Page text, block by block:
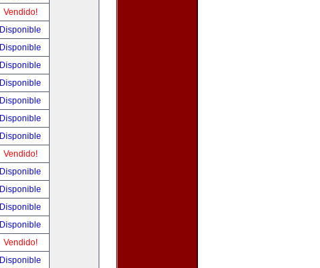
Vendido!
Disponible
Disponible
Disponible
Disponible
Disponible
Disponible
Disponible
Vendido!
Disponible
Disponible
Disponible
Disponible
Vendido!
Disponible